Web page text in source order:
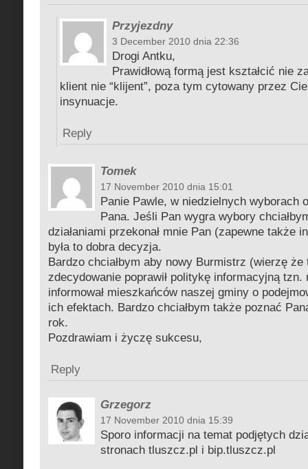
Przyjezdny
3 December 2010 dnia 22:36
Drogi Antku,
Prawidłową formą jest kształcić nie
klient nie “klijent”, poza tym cytowany przez
insynuacje.
Reply
Tomek
17 November 2010 dnia 15:01
Panie Pawle, w niedzielnych wyborach
Pana. Jeśli Pan wygra wybory
działaniami przekonał mnie Pan (zapewne także
była to dobra decyzja.
Bardzo chciałbym aby nowy Burmistrz (wierzę
zdecydowanie poprawił politykę informacyjną
informował mieszkańców naszej gminy o
ich efektach. Bardzo chciałbym także poznać
rok.
Pozdrawiam i życzę sukcesu,
Reply
Grzegorz
17 November 2010 dnia 15:39
Sporo informacji na temat podjętych
stronach tluszcz.pl i bip.tluszcz.pl